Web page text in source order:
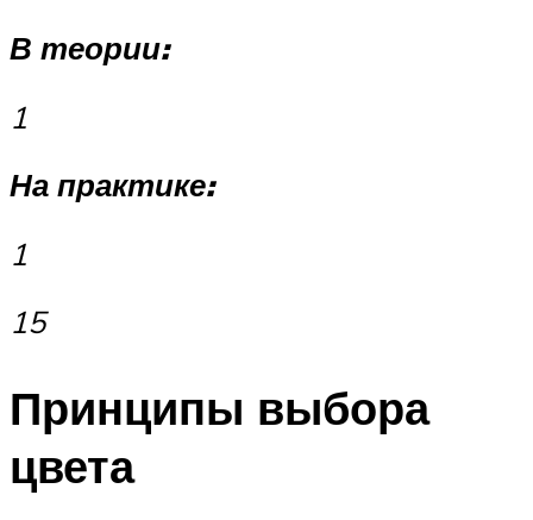
В теории:
1
На практике:
1
15
Принципы выбора
цвета